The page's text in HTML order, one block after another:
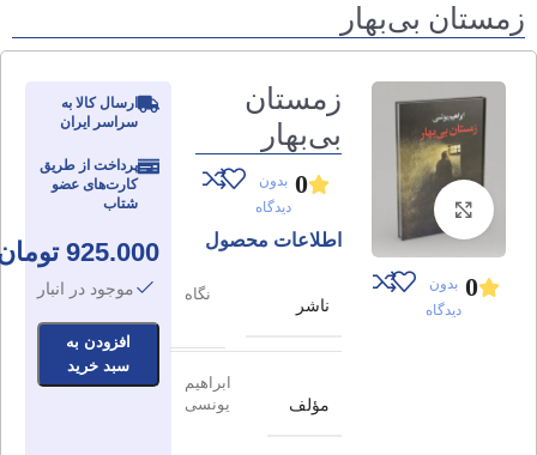
زمستان بی‌‌بهار
برای بزرگنمایی کلیک کنید
0 بدون
دیدگاه
زمستان
بی‌‌بهار
0 بدون
دیدگاه
اطلاعات محصول
ناشر
نگاه
مؤلف
ابراهیم
یونسی
ارسال کالا به
سراسر ایران
پرداخت از طریق
کارت‌های عضو
شتاب
925.000
موجود در انبار
افزودن به
سبد خرید